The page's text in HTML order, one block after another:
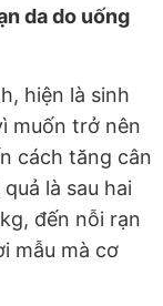
da do uống
hiện là sinh
muốn trở nên
cách tăng cân
là sau hai
đến nỗi rạn
mẫu mà cơ